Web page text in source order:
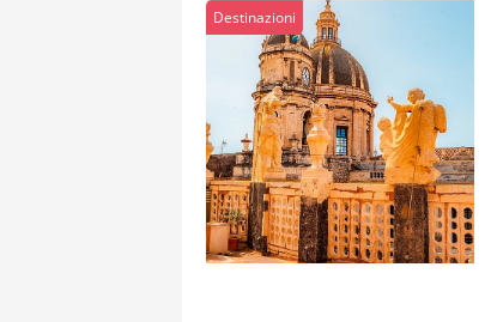
Destinazioni